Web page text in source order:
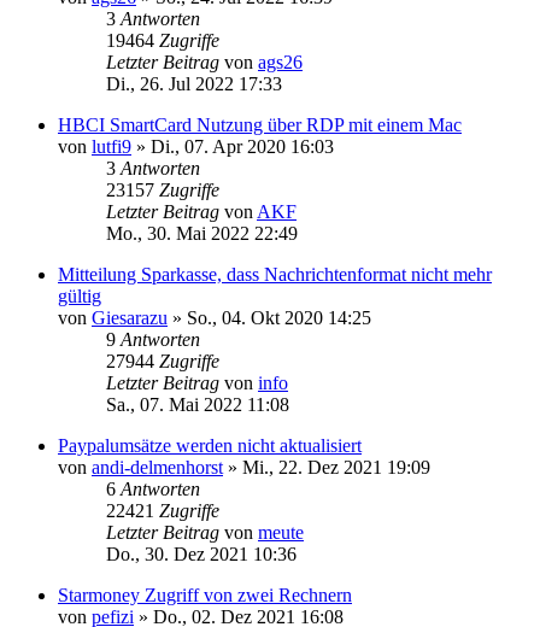
3 Antworten
19464 Zugriffe
Letzter Beitrag von ags26
Di., 26. Jul 2022 17:33
HBCI SmartCard Nutzung über RDP mit einem Mac
von lutfi9 » Di., 07. Apr 2020 16:03
3 Antworten
23157 Zugriffe
Letzter Beitrag von AKF
Mo., 30. Mai 2022 22:49
Mitteilung Sparkasse, dass Nachrichtenformat nicht mehr
gültig
von Giesarazu » So., 04. Okt 2020 14:25
9 Antworten
27944 Zugriffe
Letzter Beitrag von info
Sa., 07. Mai 2022 11:08
Paypalumsätze werden nicht aktualisiert
von andi-delmenhorst » Mi., 22. Dez 2021 19:09
6 Antworten
22421 Zugriffe
Letzter Beitrag von meute
Do., 30. Dez 2021 10:36
Starmoney Zugriff von zwei Rechnern
von pefizi » Do., 02. Dez 2021 16:08